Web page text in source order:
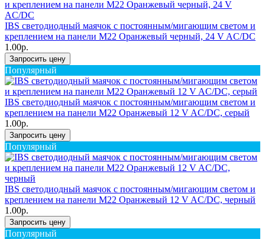
IBS светодиодный маячок с постоянным/мигающим светом и
креплением на панели M22 Оранжевый черный, 24 V AC/DC
1.00р.
Запросить цену
Популярный
IBS светодиодный маячок с постоянным/мигающим светом и
креплением на панели M22 Оранжевый 12 V AC/DC, серый
1.00р.
Запросить цену
Популярный
IBS светодиодный маячок с постоянным/мигающим светом и
креплением на панели M22 Оранжевый 12 V AC/DC, черный
1.00р.
Запросить цену
Популярный